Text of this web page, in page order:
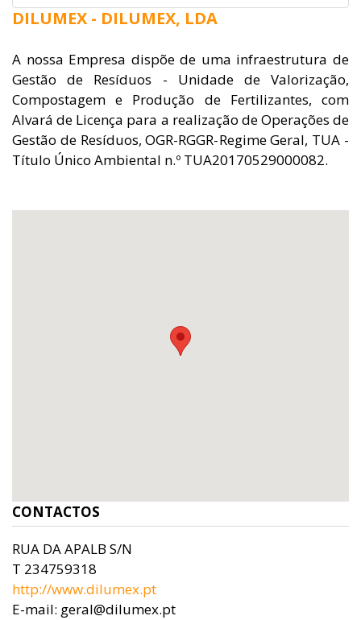
DILUMEX - DILUMEX, LDA
A nossa Empresa dispõe de uma infraestrutura de
Gestão de Resíduos - Unidade de Valorização,
Compostagem e Produção de Fertilizantes, com
Alvará de Licença para a realização de Operações de
Gestão de Resíduos, OGR-RGGR-Regime Geral, TUA -
Título Único Ambiental n.º TUA20170529000082.
CONTACTOS
RUA DA APALB S/N
T 234759318
http://www.dilumex.pt
E-mail: geral@dilumex.pt